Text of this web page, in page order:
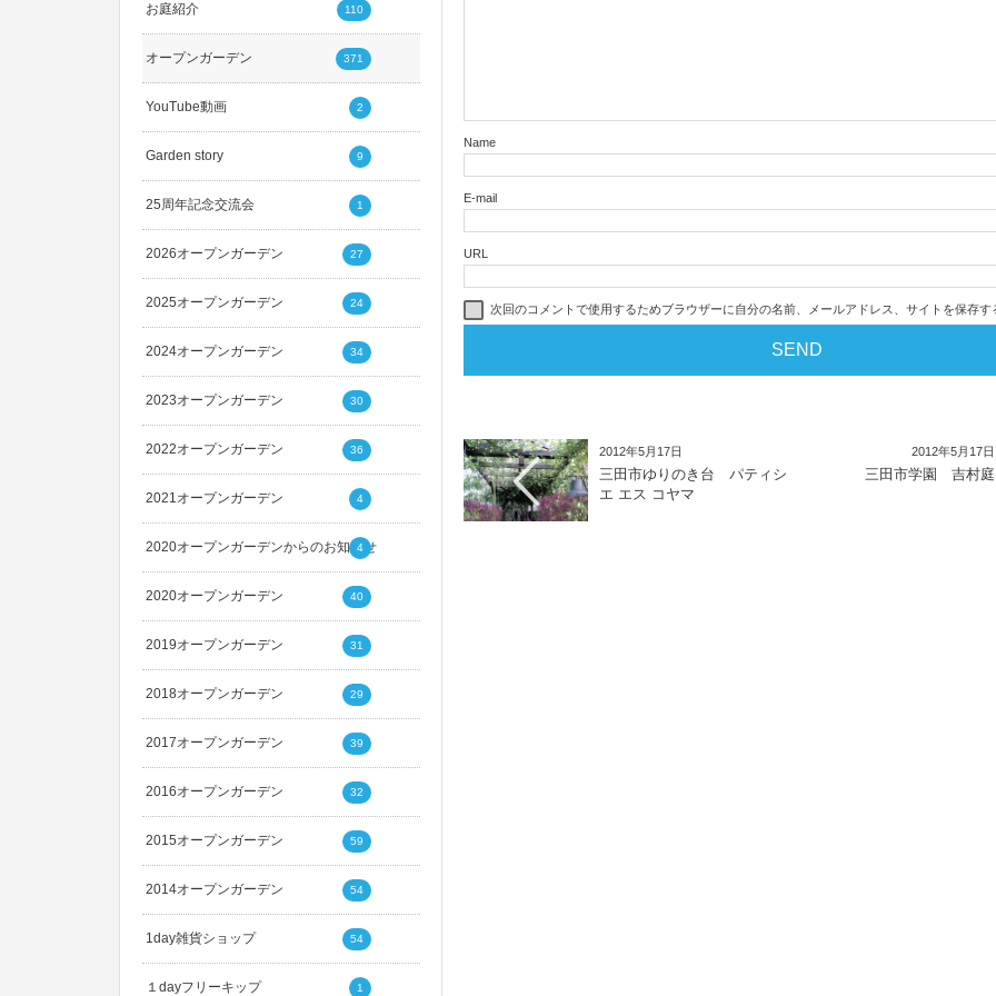
Name
E-mail
URL
次回のコメントで使用するためブラウザーに自分の名前、メールアドレス、サイトを保存す
2012年5月17日
三田市ゆりのき台 パティシ
エ エス コヤマ
2012年5月17日
三田市学園 吉村庭
お庭紹介 110
オープンガーデン 371
YouTube動画 2
Garden story 9
25周年記念交流会 1
2026オープンガーデン 27
2025オープンガーデン 24
2024オープンガーデン 34
2023オープンガーデン 30
2022オープンガーデン 36
2021オープンガーデン 4
2020オープンガーデンからのお知らせ
4
2020オープンガーデン 40
2019オープンガーデン 31
2018オープンガーデン 29
2017オープンガーデン 39
2016オープンガーデン 32
2015オープンガーデン 59
2014オープンガーデン 54
1day雑貨ショップ 54
１dayフリーキップ 1